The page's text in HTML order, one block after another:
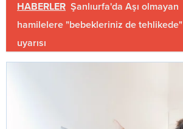
HABERLER Şanlıurfa'da Aşı olmayan
hamilelere "bebekleriniz de tehlikede"
uyarısı